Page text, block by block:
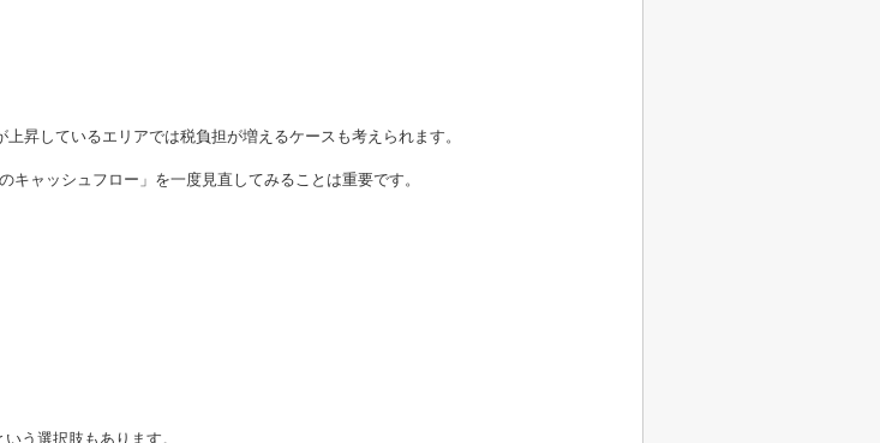
昇しているエリアでは税負担が増えるケースも考えられます。
キャッシュフロー」を一度見直してみることは重要です。
う選択肢もあります。